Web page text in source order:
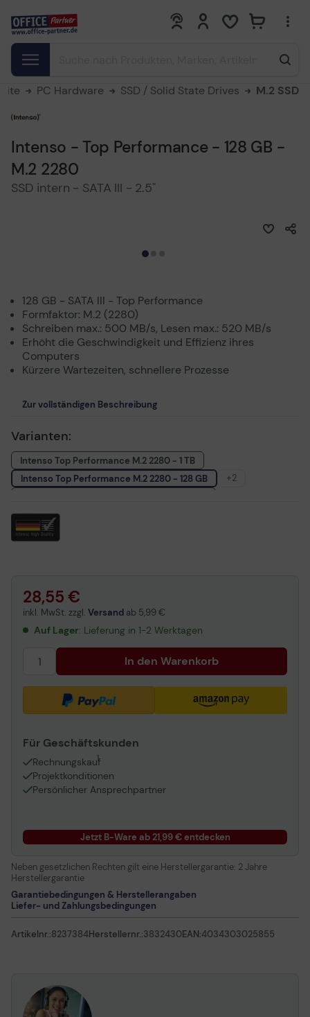
0 0
PC Hardware SSD / Solid State Drives M.2 SSD
Intenso - Top Performance - 128 GB -
M.2 2280
SSD intern - SATA III - 2.5"
128 GB - SATA III - Top Performance
Formfaktor: M.2 (2280)
Schreiben max.: 500 MB/s, Lesen max.: 520 MB/s
Erhöht die Geschwindigkeit und Effizienz ihres
Computers
Kürzere Wartezeiten, schnellere Prozesse
Zur vollständigen Beschreibung
Varianten:
Intenso Top Performance M.2 2280 - 1 TB
Intenso Top Performance M.2 2280 - 128 GB
+2
Intenso Top Performance M.2 2280 - 256 GB
28,55 €
inkl. MwSt. zzgl. Versand ab 5,99 €
Auf Lager: Lieferung in 1-2 Werktagen
In den Warenkorb
Für Geschäftskunden
Rechnungskauf
Projektkonditionen
Persönlicher Ansprechpartner
Jetzt B-Ware ab 21,99 € entdecken
Neben gesetzlichen Rechten gilt eine Herstellergarantie: 2 Jahre
Herstellergarantie
Garantiebedingungen & Herstellerangaben
Liefer- und Zahlungsbedingungen
Artikelnr.:8237384Herstellernr.:3832430EAN:4034303025855